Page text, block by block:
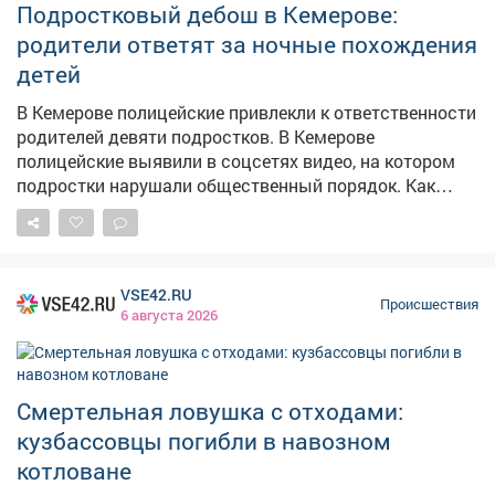
Однако работник гипермаркета заметил его и нажал
кнопку тревожной сигнализации. Прибывший наряд
Росгвардии задержал парня и передал полиции для
дальнейшего разбирательства. Молодому человеку
грозит административная или уголовная
ответственность за покушение на кражу.
Подростковый дебош в Кемерове:
родители ответят за ночные похождения
детей
В Кемерове полицейские привлекли к ответственности
родителей девяти подростков. В Кемерове
полицейские выявили в соцсетях видео, на котором
подростки нарушали общественный порядок. Как
сообщает полиция Кузбасса, на записи были
запечатлены несовершеннолетние, выражавшиеся
учащихся трех школ Ленинского районав возрасте от
12 до 14 лет – сообщает ГУ МВД по Кузбассу. В ходе
рейда инспекторы ГИБДД отстранили 13-летнего
водителя от управления. Мототехника принадлежала
его 37-летнему отцу, работающему водителем
автобуса. На мужчину составили протокол за
передачу управления лицу, не имеющему прав и
назначили штраф – 30 тысяч рублей, питбайк
VSE42.RU
6 августа 2026
Происшествия
Смертельная ловушка с отходами:
кузбассовцы погибли в навозном
котловане